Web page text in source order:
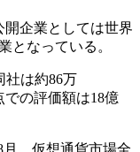
開企業としては世界
となっている。
社は約86万
での評価額は18億
、仮想通貨市場全